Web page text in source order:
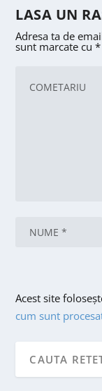
LASA UN
Adresa ta de
sunt marcate cu*
Acest site
cum sunt